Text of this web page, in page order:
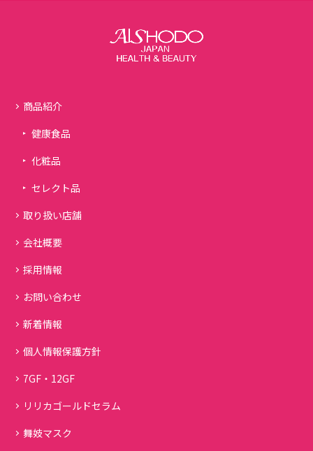
商品紹介
健康食品
化粧品
セレクト品
取り扱い店舗
会社概要
採用情報
お問い合わせ
新着情報
個人情報保護方針
7GF・12GF
リリカゴールドセラム
舞妓マスク